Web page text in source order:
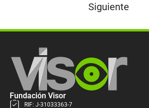
Siguiente
Fundación Visor
RIF: J-31033363-7